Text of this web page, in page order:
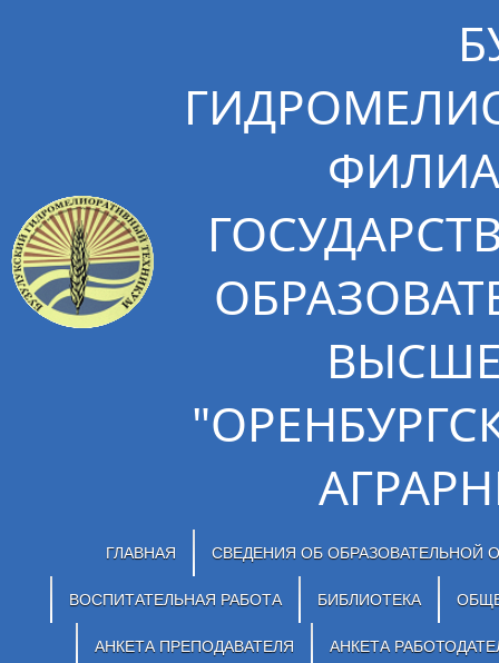
ГЛАВНАЯ СВЕДЕНИЯ ОБ ОБРАЗОВАТЕЛЬНОЙ
ВОСПИТАТЕЛЬНАЯ РАБОТА БИБЛИОТЕКА
АНКЕТА ПРЕПОДАВАТЕЛЯ АНКЕТА